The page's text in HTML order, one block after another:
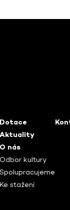
Dotace
Aktuality
O nás
Odbor kultury
Spolupracujeme
Ke stažení